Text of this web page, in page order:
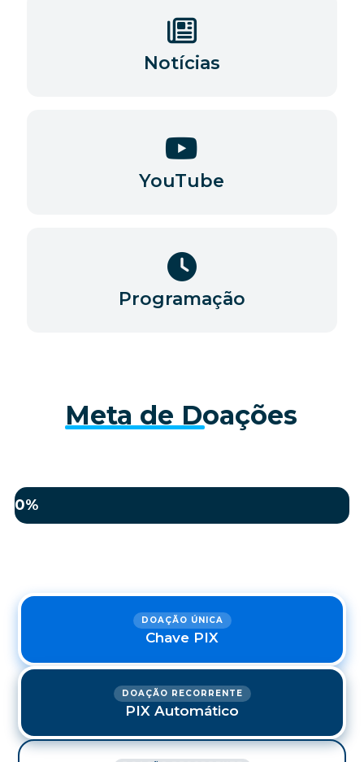
Notícias
YouTube
Programação
Meta de Doações
0%
DOAÇÃO ÚNICA
Chave PIX
DOAÇÃO RECORRENTE
PIX Automático